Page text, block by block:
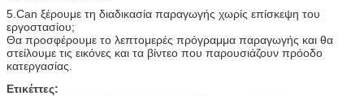
5.Can ξέρουμε τη διαδικασία παραγωγής χωρίς επίσκεψη του
εργοστασίου;
Θα προσφέρουμε το λεπτομερές πρόγραμμα παραγωγής και θα
στείλουμε τις εικόνες και τα βίντεο που παρουσιάζουν πρόοδο
κατεργασίας.
Ετικέττες: